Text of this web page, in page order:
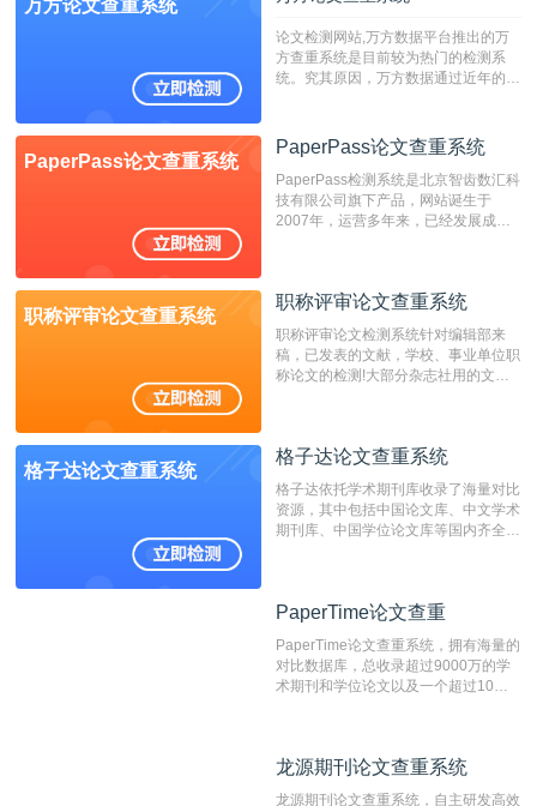
万方论文查重系统
论文检测网站,万方数据平台推出的万
方查重系统是目前较为热门的检测系
统。究其原因，万方数据通过近年的发
检测系统，其真实性和权威性无可厚
非。其次，相对于知网而言，万方检测
费用少，上手容易，是学生初次论文查
重的推荐系统。
PaperPass论文查重系统
PaperPass论文查重系统
PaperPass检测系统是北京智齿数汇科
技有限公司旗下产品，网站诞生于
2007年，运营多年来，已经发展成为
检测速度快、精度高，市场反映良好。
职称评审论文查重系统
职称评审论文查重系统
职称评审论文检测系统针对编辑部来
稿，已发表的文献，学校、事业单位职
称论文的检测!大部分杂志社用的文献
编辑部检测来稿和已发表的文献,检测
测时注意填写第一作者,才能排除已发
表文献复制比。（限制字符数1万）
格子达论文查重系统
格子达论文查重系统
格子达依托学术期刊库收录了海量对比
资源，其中包括中国论文库、中文学术
期刊库、中国学位论文库等国内齐全的
系统，可检测中文、英文两种语言的论
PaperTime论文查重
PaperTime论文查重系统，拥有海量的
对比数据库，总收录超过9000万的学
术期刊和学位论文以及一个超过10亿
对，利用指纹索引快速而精准地在云检
龙源期刊论文查重系统
龙源期刊论文查重系统，自主研发高效